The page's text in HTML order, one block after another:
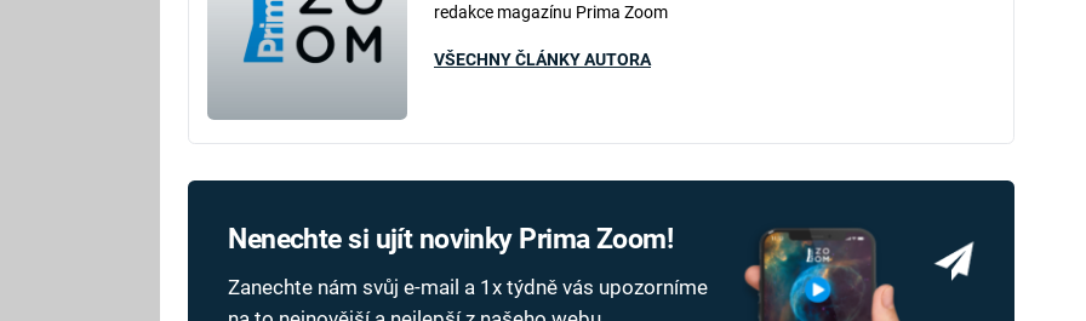
redakce magazínu Prima Zoom
VŠECHNY ČLÁNKY AUTORA
Nenechte si ujít novinky Prima Zoom!
Zanechte nám svůj e-mail a 1x týdně vás upozorníme